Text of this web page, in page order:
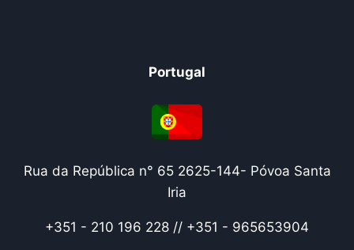
Portugal
Rua da República n° 65 2625-144- Póvoa Santa
Iria
+351 - 210 196 228 // +351 - 965653904